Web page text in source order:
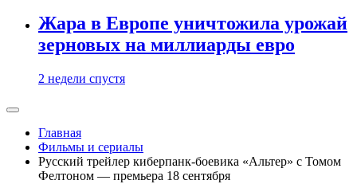
Жара в Европе уничтожила урожай
зерновых на миллиарды евро
2 недели спустя
Главная
Фильмы и сериалы
Русский трейлер киберпанк-боевика «Альтер» с Томом
Фелтоном — премьера 18 сентября